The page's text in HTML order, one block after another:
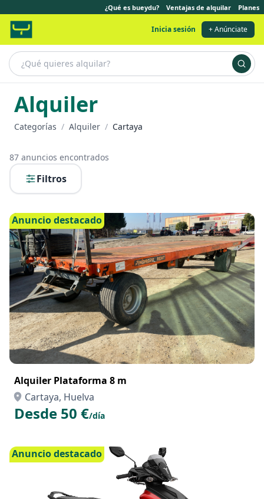
¿Qué es bueydu? Ventajas de alquilar Planes
Inicia sesión + Anúnciate
Alquiler
Categorías / Alquiler / Cartaya
87 anuncios encontrados
Filtros
Anuncio destacado
Alquiler Plataforma 8 m
Cartaya, Huelva
Desde 50 €/día
Anuncio destacado